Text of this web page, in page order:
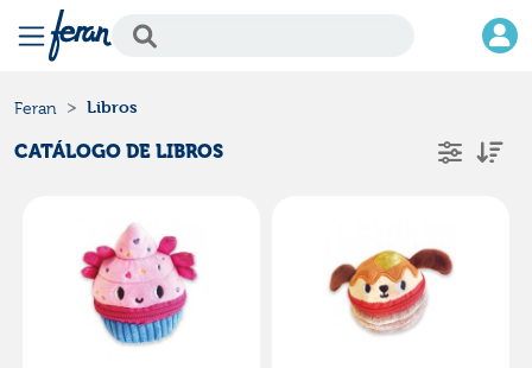
Feran Libros
CATÁLOGO DE LIBROS